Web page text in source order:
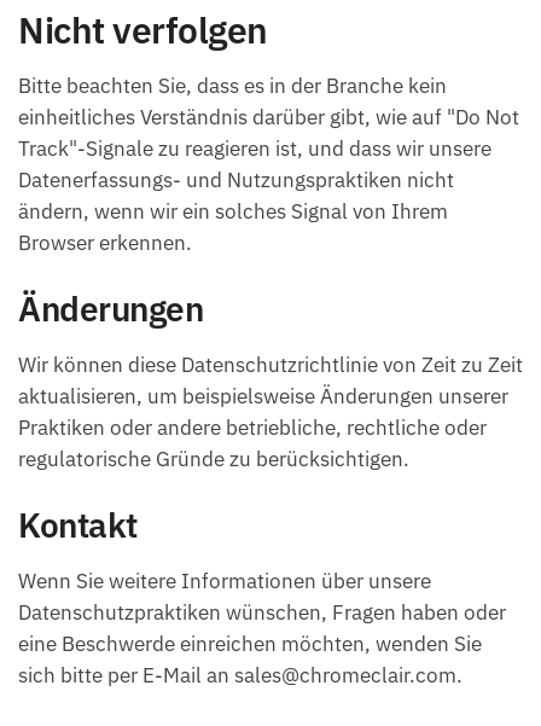
Nicht verfolgen
Bitte beachten Sie, dass es in der Branche kein
einheitliches Verständnis darüber gibt, wie auf "Do Not
Track"-Signale zu reagieren ist, und dass wir unsere
Datenerfassungs- und Nutzungspraktiken nicht
ändern, wenn wir ein solches Signal von Ihrem
Browser erkennen.
Änderungen
Wir können diese Datenschutzrichtlinie von Zeit zu Zeit
aktualisieren, um beispielsweise Änderungen unserer
Praktiken oder andere betriebliche, rechtliche oder
regulatorische Gründe zu berücksichtigen.
Kontakt
Wenn Sie weitere Informationen über unsere
Datenschutzpraktiken wünschen, Fragen haben oder
eine Beschwerde einreichen möchten, wenden Sie
sich bitte per E-Mail an sales@chromeclair.com.